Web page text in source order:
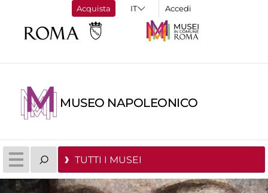
Acquista Accedi
MUSEO NAPOLEONICO
TUTTI I MUSEI